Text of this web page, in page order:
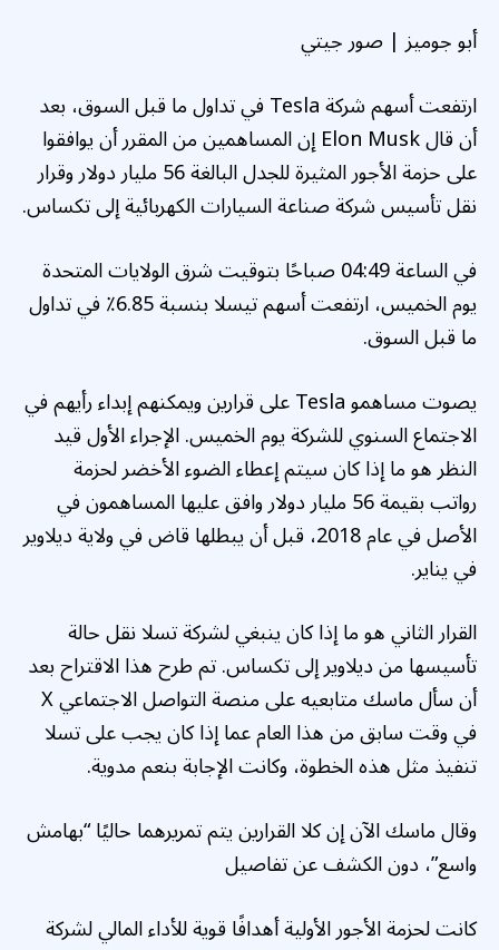
أبو جوميز | صور جيتي
ارتفعت أسهم شركة Tesla في تداول ما قبل السوق، بعد
أن قال Elon Musk إن المساهمين من المقرر أن يوافقوا
على حزمة الأجور المثيرة للجدل البالغة 56 مليار دولار وقرار
نقل تأسيس شركة صناعة السيارات الكهربائية إلى تكساس.
في الساعة 04:49 صباحًا بتوقيت شرق الولايات المتحدة
يوم الخميس، ارتفعت أسهم تيسلا بنسبة 6.85٪ في تداول
ما قبل السوق.
يصوت مساهمو Tesla على قرارين ويمكنهم إبداء رأيهم في
الاجتماع السنوي للشركة يوم الخميس. الإجراء الأول قيد
النظر هو ما إذا كان سيتم إعطاء الضوء الأخضر لحزمة
رواتب بقيمة 56 مليار دولار وافق عليها المساهمون في
الأصل في عام 2018، قبل أن يبطلها قاض في ولاية ديلاوير
في يناير.
القرار الثاني هو ما إذا كان ينبغي لشركة تسلا نقل حالة
تأسيسها من ديلاوير إلى تكساس. تم طرح هذا الاقتراح بعد
أن سأل ماسك متابعيه على منصة التواصل الاجتماعي X
في وقت سابق من هذا العام عما إذا كان يجب على تسلا
تنفيذ مثل هذه الخطوة، وكانت الإجابة بنعم مدوية.
وقال ماسك الآن إن كلا القرارين يتم تمريرهما حاليًا “بهامش
واسع”، دون الكشف عن تفاصيل
كانت لحزمة الأجور الأولية أهدافًا قوية للأداء المالي لشركة